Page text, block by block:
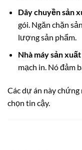
Dây chuyền sản
gói. Ngăn chặn
lượng sản phẩm.
Nhà máy sản
mạch in. Nó đảm
Các dự án này
chọn tin cậy.